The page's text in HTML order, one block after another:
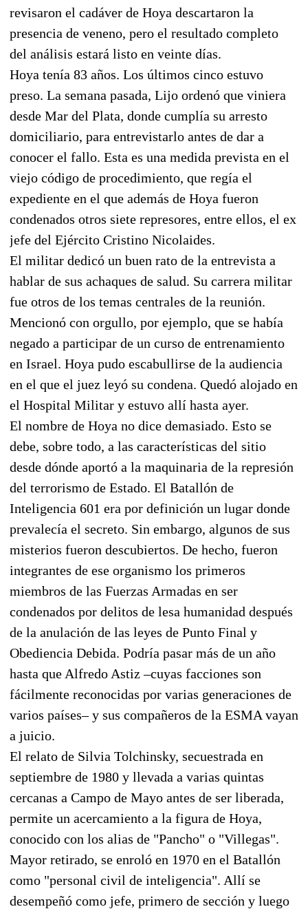
revisaron el cadáver de Hoya descartaron la
presencia de veneno, pero el resultado completo
del análisis estará listo en veinte días.
Hoya tenía 83 años. Los últimos cinco estuvo
preso. La semana pasada, Lijo ordenó que viniera
desde Mar del Plata, donde cumplía su arresto
domiciliario, para entrevistarlo antes de dar a
conocer el fallo. Esta es una medida prevista en el
viejo código de procedimiento, que regía el
expediente en el que además de Hoya fueron
condenados otros siete represores, entre ellos, el ex
jefe del Ejército Cristino Nicolaides.
El militar dedicó un buen rato de la entrevista a
hablar de sus achaques de salud. Su carrera militar
fue otros de los temas centrales de la reunión.
Mencionó con orgullo, por ejemplo, que se había
negado a participar de un curso de entrenamiento
en Israel. Hoya pudo escabullirse de la audiencia
en el que el juez leyó su condena. Quedó alojado en
el Hospital Militar y estuvo allí hasta ayer.
El nombre de Hoya no dice demasiado. Esto se
debe, sobre todo, a las características del sitio
desde dónde aportó a la maquinaria de la represión
del terrorismo de Estado. El Batallón de
Inteligencia 601 era por definición un lugar donde
prevalecía el secreto. Sin embargo, algunos de sus
misterios fueron descubiertos. De hecho, fueron
integrantes de ese organismo los primeros
miembros de las Fuerzas Armadas en ser
condenados por delitos de lesa humanidad después
de la anulación de las leyes de Punto Final y
Obediencia Debida. Podría pasar más de un año
hasta que Alfredo Astiz –cuyas facciones son
fácilmente reconocidas por varias generaciones de
varios países– y sus compañeros de la ESMA vayan
a juicio.
El relato de Silvia Tolchinsky, secuestrada en
septiembre de 1980 y llevada a varias quintas
cercanas a Campo de Mayo antes de ser liberada,
permite un acercamiento a la figura de Hoya,
conocido con los alias de "Pancho" o "Villegas".
Mayor retirado, se enroló en 1970 en el Batallón
como "personal civil de inteligencia". Allí se
desempeñó como jefe, primero de sección y luego